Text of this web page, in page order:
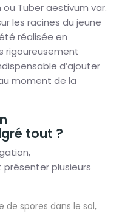
Tuber aestivum var.
les racines du jeune
réalisée en
rigoureusement
d’ajouter
moment de la
tout ?
plusieurs
spores dans le sol,